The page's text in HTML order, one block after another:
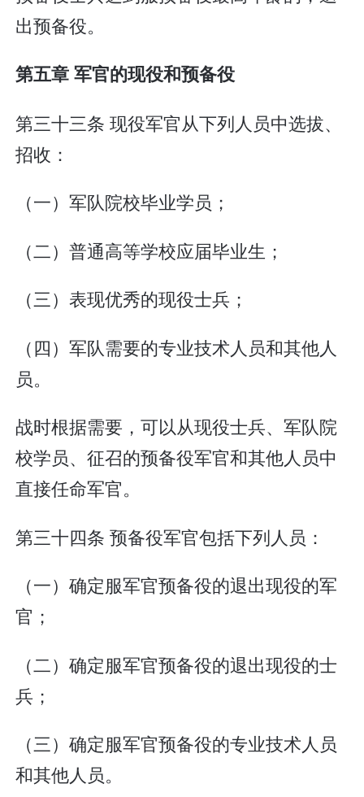
出预备役。
第五章 军官的现役和预备役
第三十三条 现役军官从下列人员中选拔、
招收：
（一）军队院校毕业学员；
（二）普通高等学校应届毕业生；
（三）表现优秀的现役士兵；
（四）军队需要的专业技术人员和其他人
员。
战时根据需要，可以从现役士兵、军队院
校学员、征召的预备役军官和其他人员中
直接任命军官。
第三十四条 预备役军官包括下列人员：
（一）确定服军官预备役的退出现役的军
官；
（二）确定服军官预备役的退出现役的士
兵；
（三）确定服军官预备役的专业技术人员
和其他人员。